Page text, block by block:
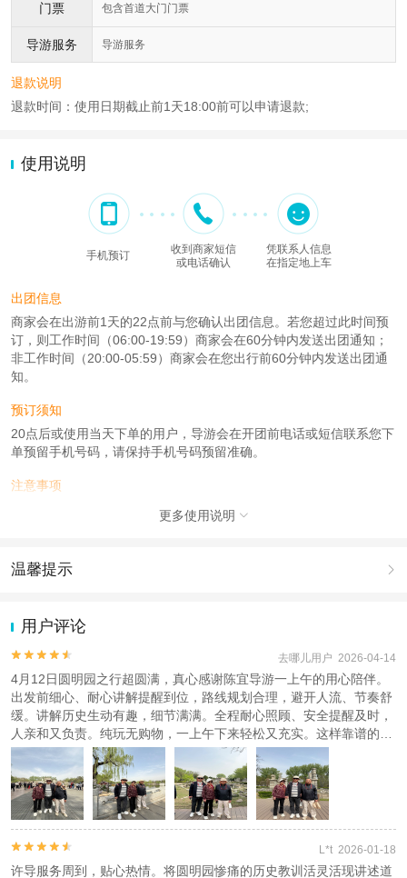
门票 包含首道大门门票
导游服务 导游服务
退款说明
退款时间：使用日期截止前1天18:00前可以申请退款;
使用说明
手机预订
收到商家短信
或电话确认
凭联系人信息
在指定地上车
出团信息
商家会在出游前1天的22点前与您确认出团信息。若您超过此时间预
订，则工作时间（06:00-19:59）商家会在60分钟内发送出团通知；
非工作时间（20:00-05:59）商家会在您出行前60分钟内发送出团通
知。
预订须知
20点后或使用当天下单的用户，导游会在开团前电话或短信联系您下
单预留手机号码，请保持手机号码预留准确。
注意事项
不包含产品未提到的其他个人消费
更多使用说明 
温馨提示 
动（如跳伞、潜水、滑雪等）前，请务必仔细阅读
2.为普及旅游安全知识及旅游文明公约，使您的旅程顺利圆满完成，
特制定《去哪儿网旅游安全手册》 ，请您认真阅读并切实遵守。
用户评论

 去哪儿用户 2026-04-14
4月12日圆明园之行超圆满，真心感谢陈宜导游一上午的用心陪伴。
出发前细心、耐心讲解提醒到位，路线规划合理，避开人流、节奏舒
缓。讲解历史生动有趣，细节满满。全程耐心照顾、安全提醒及时，
人亲和又负责。纯玩无购物，一上午下来轻松又充实。这样靠谱的导
游太难得，强烈推荐！

 L*t 2026-01-18
许导服务周到，贴心热情。将圆明园惨痛的历史教训活灵活现讲述道